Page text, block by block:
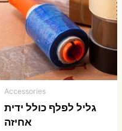
Accessories
גליל לפלף כולל ידית
אחיזה